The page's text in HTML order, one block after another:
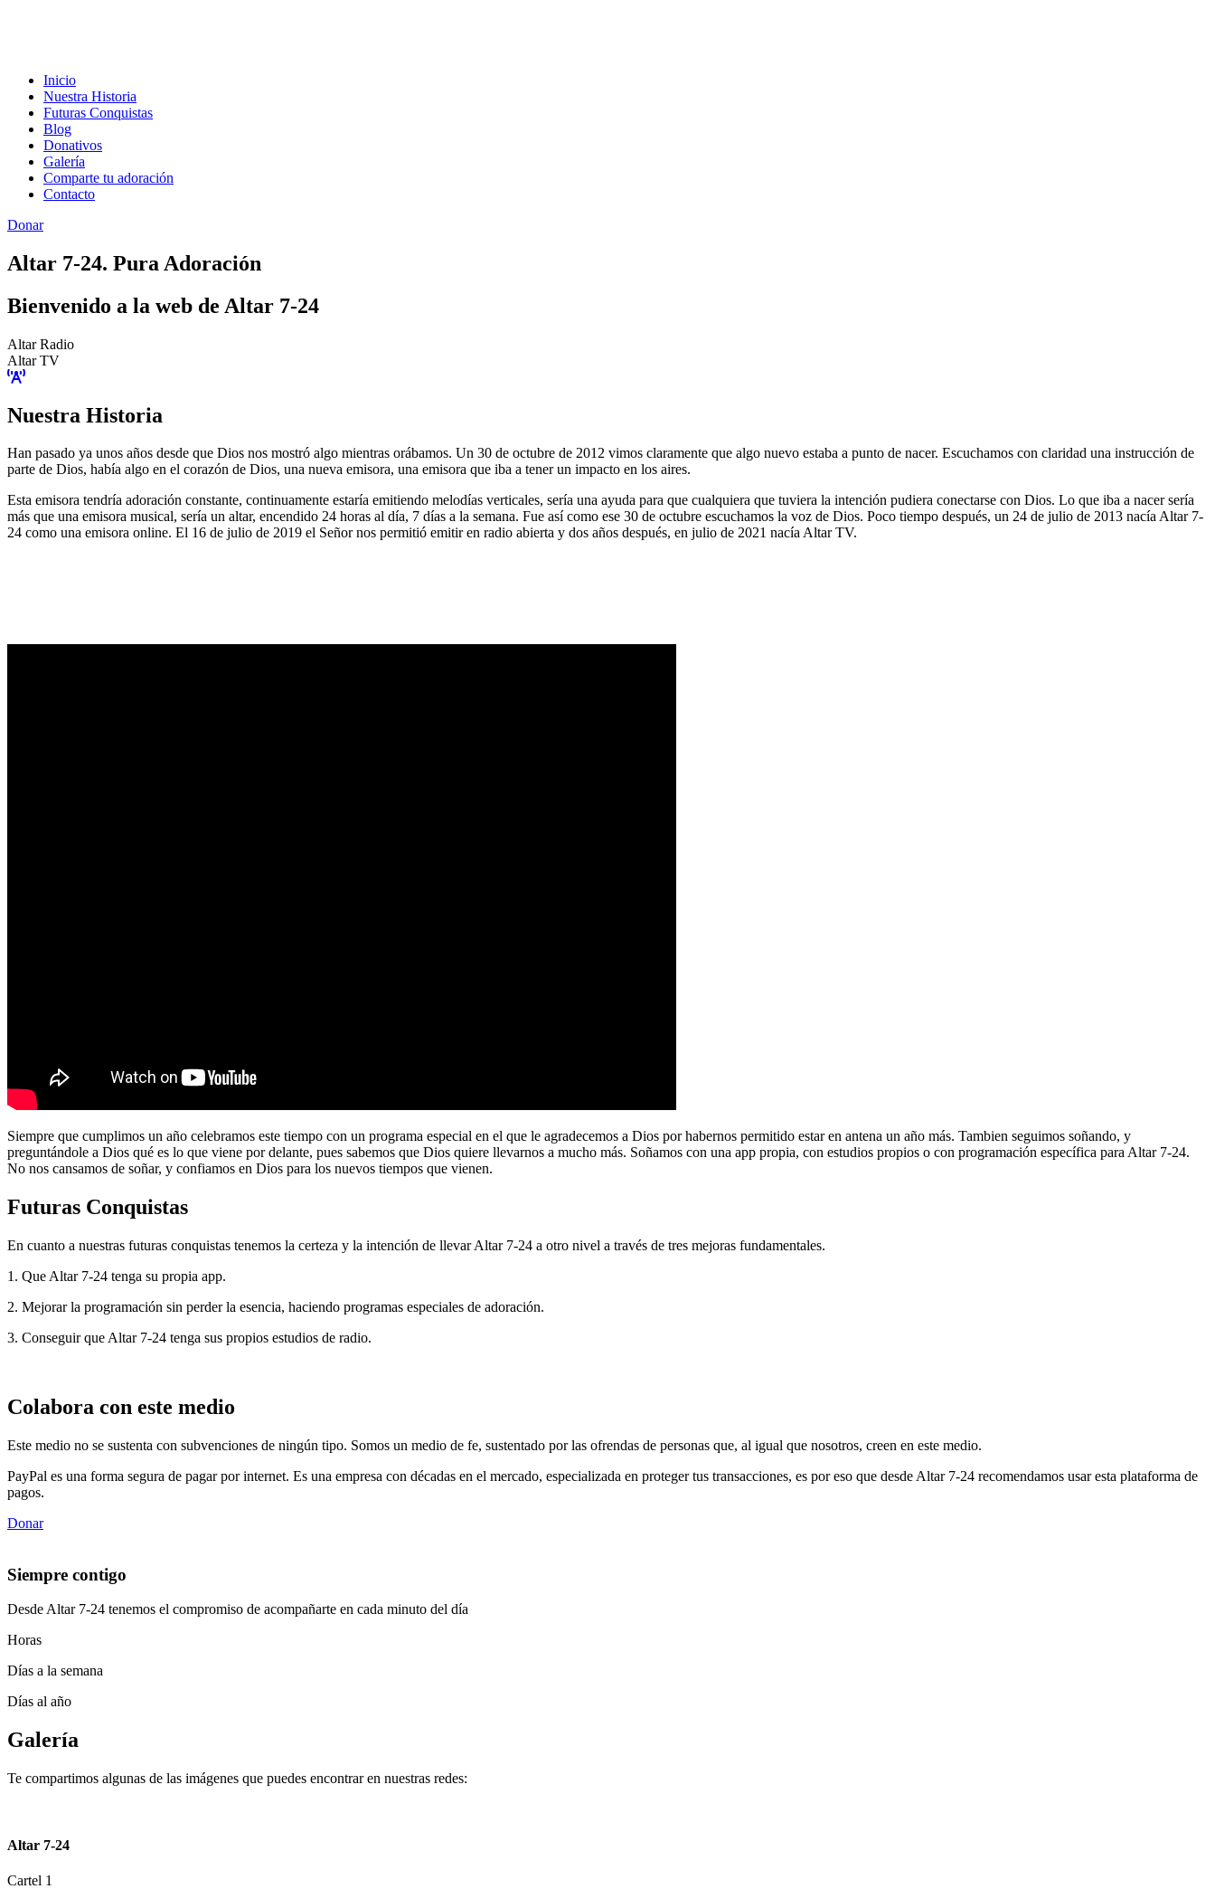
Inicio
Nuestra Historia
Futuras Conquistas
Blog
Donativos
Galería
Comparte tu adoración
Contacto
Donar
Altar 7-24. Pura Adoración
Bienvenido a la web de Altar 7-24
Altar Radio
Altar TV
Nuestra Historia
Han pasado ya unos años desde que Dios nos mostró algo mientras orábamos. Un 30 de octubre de 2012 vimos claramente que algo nuevo estaba a punto de nacer. Escuchamos con claridad una instrucción de
parte de Dios, había algo en el corazón de Dios, una nueva emisora, una emisora que iba a tener un impacto en los aires.
Esta emisora tendría adoración constante, continuamente estaría emitiendo melodías verticales, sería una ayuda para que cualquiera que tuviera la intención pudiera conectarse con Dios. Lo que iba a nacer sería
más que una emisora musical, sería un altar, encendido 24 horas al día, 7 días a la semana. Fue así como ese 30 de octubre escuchamos la voz de Dios. Poco tiempo después, un 24 de julio de 2013 nacía Altar 7-
24 como una emisora online. El 16 de julio de 2019 el Señor nos permitió emitir en radio abierta y dos años después, en julio de 2021 nacía Altar TV.
Siempre que cumplimos un año celebramos este tiempo con un programa especial en el que le agradecemos a Dios por habernos permitido estar en antena un año más. Tambien seguimos soñando, y
preguntándole a Dios qué es lo que viene por delante, pues sabemos que Dios quiere llevarnos a mucho más. Soñamos con una app propia, con estudios propios o con programación específica para Altar 7-24.
No nos cansamos de soñar, y confiamos en Dios para los nuevos tiempos que vienen.
Futuras Conquistas
En cuanto a nuestras futuras conquistas tenemos la certeza y la intención de llevar Altar 7-24 a otro nivel a través de tres mejoras fundamentales.
1. Que Altar 7-24 tenga su propia app.
2. Mejorar la programación sin perder la esencia, haciendo programas especiales de adoración.
3. Conseguir que Altar 7-24 tenga sus propios estudios de radio.
Colabora con este medio
Este medio no se sustenta con subvenciones de ningún tipo. Somos un medio de fe, sustentado por las ofrendas de personas que, al igual que nosotros, creen en este medio.
PayPal es una forma segura de pagar por internet. Es una empresa con décadas en el mercado, especializada en proteger tus transacciones, es por eso que desde Altar 7-24 recomendamos usar esta plataforma de
pagos.
Donar
Siempre contigo
Desde Altar 7-24 tenemos el compromiso de acompañarte en cada minuto del día
Horas
Días a la semana
Días al año
Galería
Te compartimos algunas de las imágenes que puedes encontrar en nuestras redes:
Altar 7-24
Cartel 1